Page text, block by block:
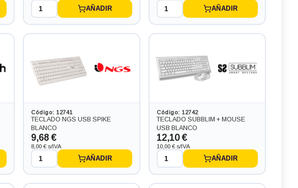
AÑADIR AÑADIR
Código: 12741
TECLADO NGS USB SPIKE
BLANCO
9,68 €
8,00 € s/IVA
AÑADIR
Código: 12742
TECLADO SUBBLIM + MOUSE
USB BLANCO
12,10 €
10,00 € s/IVA
AÑADIR